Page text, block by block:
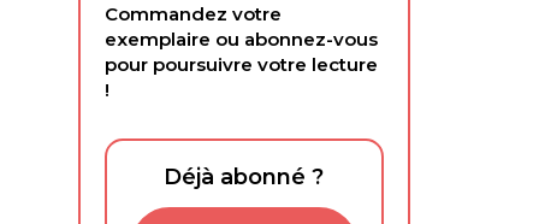
Commandez votre
exemplaire ou abonnez-vous
pour poursuivre votre lecture
!
Déjà abonné ?